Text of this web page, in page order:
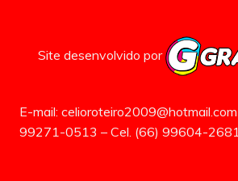
Site desenvolvido por
E-mail:
99271-0513 – Cel. (66) 99604-2681